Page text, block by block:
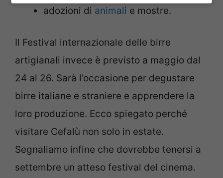
adozioni di animali e mostre.
Il Festival internazionale delle birre
artigianali invece è previsto a maggio dal
24 al 26. Sarà l’occasione per degustare
birre italiane e straniere e apprendere la
loro produzione. Ecco spiegato perché
visitare Cefalù non solo in estate.
Segnaliamo infine che dovrebbe tenersi a
settembre un atteso festival del cinema.